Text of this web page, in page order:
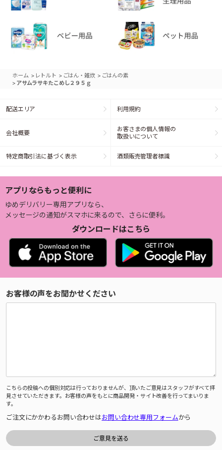
ホーム > レトルト > ごはん・雑炊 > ごはんの素
> アサムラサキたこめし２９５ｇ
配送エリア 利用規約
会社概要
お客さまの個人情報の
取扱いについて
特定商取引法に基づく表示 酒類販売管理者標識
アプリならもっと便利に
ゆめデリバリー専用アプリなら、
メッセージの通知がスマホに来るので、さらに便利。
ダウンロードはこちら
お客様の声をお聞かせください
こちらの投稿への個別対応は行っておりませんが、頂いたご意見はスタッフがすべて拝
見させていただきます。お客様の声をもとに商品開発・サイト改善を行ってまいりま
す。
ご注文にかかわるお問い合わせはお問い合わせ専用フォームから